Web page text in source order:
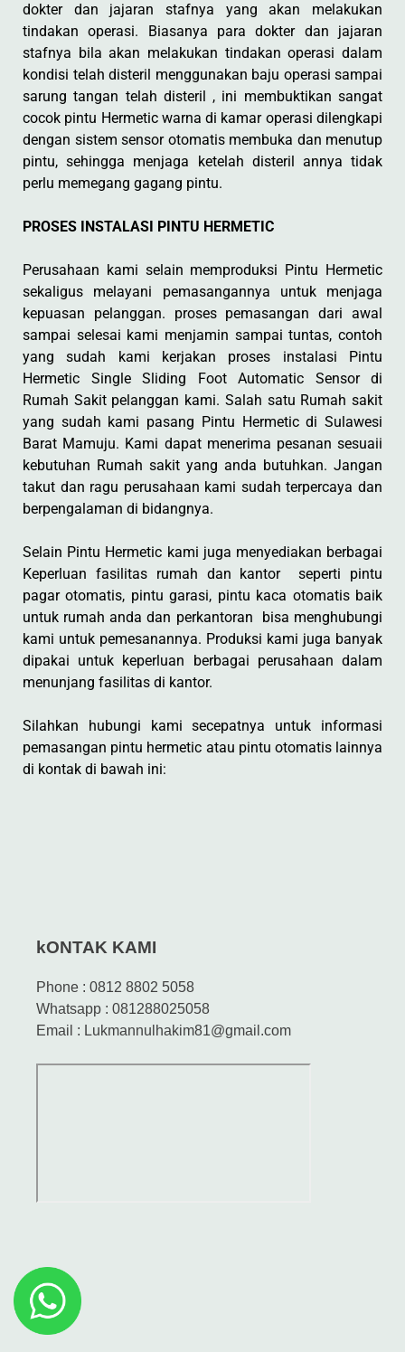
dokter dan jajaran stafnya yang akan melakukan
tindakan operasi. Biasanya para dokter dan jajaran
stafnya bila akan melakukan tindakan operasi dalam
kondisi telah disteril menggunakan baju operasi sampai
sarung tangan telah disteril , ini membuktikan sangat
cocok pintu Hermetic warna di kamar operasi dilengkapi
dengan sistem sensor otomatis membuka dan menutup
pintu, sehingga menjaga ketelah disteril annya tidak
perlu memegang gagang pintu.
PROSES INSTALASI PINTU HERMETIC
Perusahaan kami selain memproduksi Pintu Hermetic
sekaligus melayani pemasangannya untuk menjaga
kepuasan pelanggan. proses pemasangan dari awal
sampai selesai kami menjamin sampai tuntas, contoh
yang sudah kami kerjakan proses instalasi Pintu
Hermetic Single Sliding Foot Automatic Sensor di
Rumah Sakit pelanggan kami. Salah satu Rumah sakit
yang sudah kami pasang Pintu Hermetic di Sulawesi
Barat Mamuju. Kami dapat menerima pesanan sesuaii
kebutuhan Rumah sakit yang anda butuhkan. Jangan
takut dan ragu perusahaan kami sudah terpercaya dan
berpengalaman di bidangnya.
Selain Pintu Hermetic kami juga menyediakan berbagai
Keperluan fasilitas rumah dan kantor seperti pintu
pagar otomatis, pintu garasi, pintu kaca otomatis baik
untuk rumah anda dan perkantoran bisa menghubungi
kami untuk pemesanannya. Produksi kami juga banyak
dipakai untuk keperluan berbagai perusahaan dalam
menunjang fasilitas di kantor.
Silahkan hubungi kami secepatnya untuk informasi
pemasangan pintu hermetic atau pintu otomatis lainnya
di kontak di bawah ini:
kONTAK KAMI
Phone : 0812 8802 5058
Whatsapp : 081288025058
Email : Lukmannulhakim81@gmail.com